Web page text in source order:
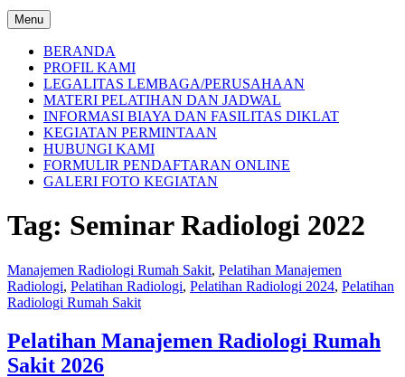
Menu
BERANDA
PROFIL KAMI
LEGALITAS LEMBAGA/PERUSAHAAN
MATERI PELATIHAN DAN JADWAL
INFORMASI BIAYA DAN FASILITAS DIKLAT
KEGIATAN PERMINTAAN
HUBUNGI KAMI
FORMULIR PENDAFTARAN ONLINE
GALERI FOTO KEGIATAN
Tag: Seminar Radiologi 2022
Manajemen Radiologi Rumah Sakit, Pelatihan Manajemen
Radiologi, Pelatihan Radiologi, Pelatihan Radiologi 2024, Pelatihan
Radiologi Rumah Sakit
Pelatihan Manajemen Radiologi Rumah
Sakit 2026